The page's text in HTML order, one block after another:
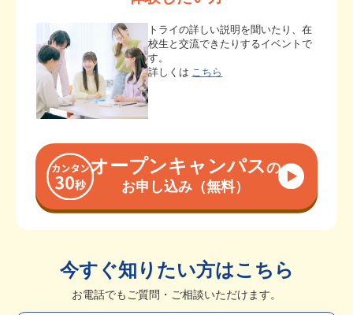
トライの詳しい説明を聞いたり、在
校生と交流できたりするイベントで
す。
詳しくは こちら
オープンキャンパスの
お申し込み（無料）
今すぐ知りたい方はこちら
お電話でもご質問・ご相談いただけます。